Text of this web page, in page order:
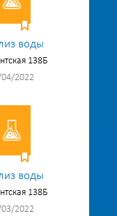
воды
138Б
2022
воды
138Б
2022